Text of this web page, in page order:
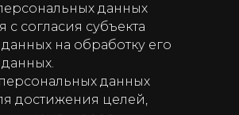
данных
с согласия субъекта
на обработку его
данных
достижения целей,